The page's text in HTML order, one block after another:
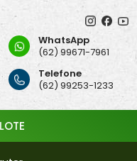
WhatsApp
(62) 99671-7961
Telefone
(62) 99253-1233